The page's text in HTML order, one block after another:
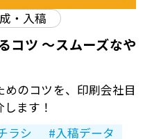
・入稿
コツ 〜スムーズなや
のコツを、印刷会社目
ます！
ラシ
入稿データ